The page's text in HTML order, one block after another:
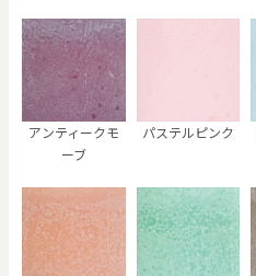
アンティークモ
ーブ
パステルピンク